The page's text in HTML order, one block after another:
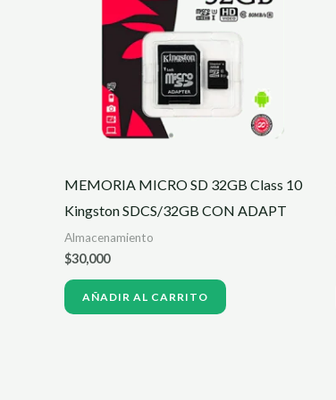
MEMORIA MICRO SD 32GB Class 10
Kingston SDCS/32GB CON ADAPT
Almacenamiento
$30,000
AÑADIR AL CARRITO